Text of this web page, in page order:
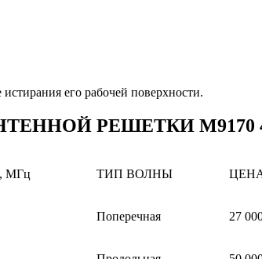
его рабочей поверхности.
РЕШЕТКИ М9170
МГц ТИП ВОЛНЫ
Поперечная 27